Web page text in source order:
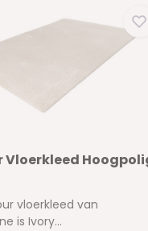
Vloerkleed
vloerkleed van
is Ivory...